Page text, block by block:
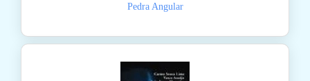
Pedra Angular